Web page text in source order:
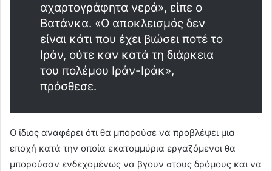
αχαρτογράφητα νερά», είπε ο
Βατάνκα. «Ο αποκλεισμός δεν
είναι κάτι που έχει βιώσει ποτέ το
Ιράν, ούτε καν κατά τη διάρκεια
του πολέμου Ιράν-Ιράκ»,
πρόσθεσε.
Ο ίδιος αναφέρει ότι θα μπορούσε να προβλέψει μια
εποχή κατά την οποία εκατομμύρια εργαζόμενοι θα
μπορούσαν ενδεχομένως να βγουν στους δρόμους και να